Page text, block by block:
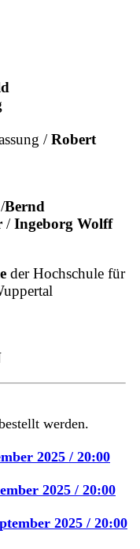
/Robert
/Bernd
/Ingeborg Wolff
der Hochschule für
werden.
2025 / 20:00
2025 / 20:00
2025 / 20:00